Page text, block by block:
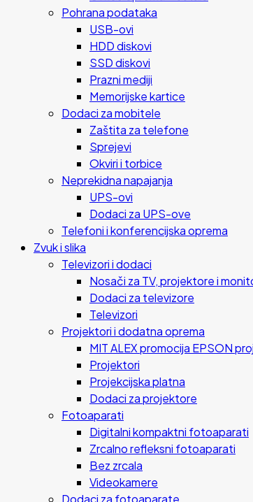
Pohrana podataka
USB-ovi
HDD diskovi
SSD diskovi
Prazni mediji
Memorijske kartice
Dodaci za mobitele
Zaštita za telefone
Sprejevi
Okviri i torbice
Neprekidna napajanja
UPS-ovi
Dodaci za UPS-ove
Telefoni i konferencijska oprema
Zvuk i slika
Televizori i dodaci
Nosači za TV, projektore i
Dodaci za televizore
Televizori
Projektori i dodatna oprema
MIT ALEX promocija EPSON
Projektori
Projekcijska platna
Dodaci za projektore
Fotoaparati
Digitalni kompaktni fotoaparati
Zrcalno refleksni fotoaparati
Bez zrcala
Videokamere
Dodaci za fotoaparate